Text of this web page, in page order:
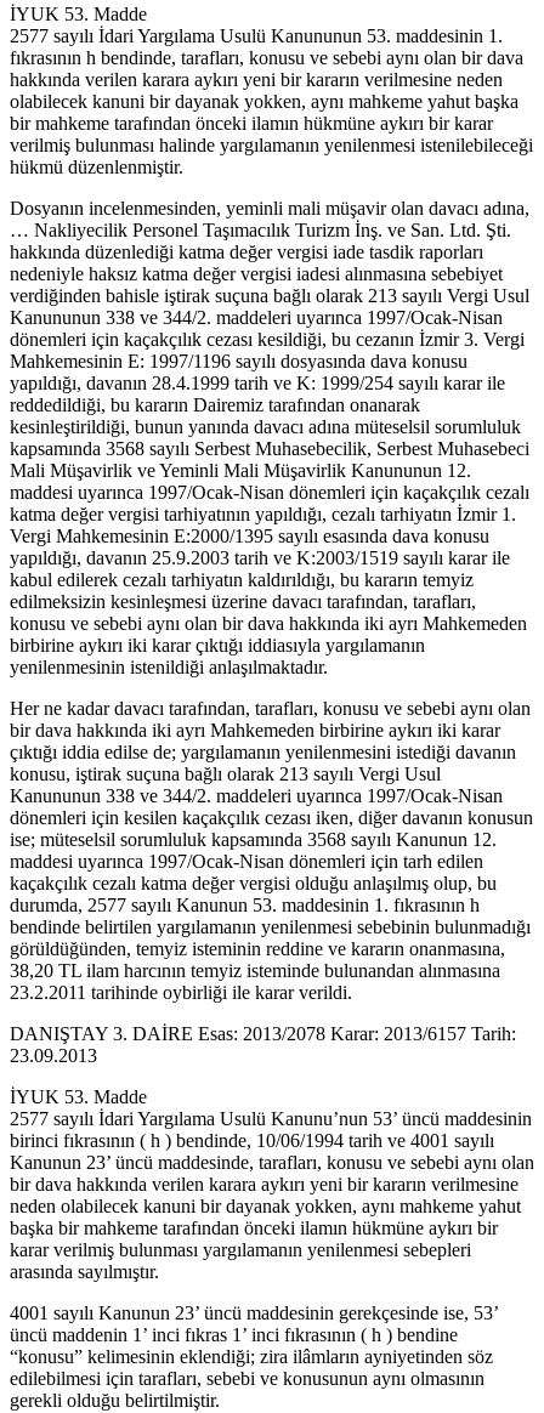
İYUK 53. Madde
2577 sayılı İdari Yargılama Usulü Kanununun 53. maddesinin 1.
fıkrasının h bendinde, tarafları, konusu ve sebebi aynı olan bir dava
hakkında verilen karara aykırı yeni bir kararın verilmesine neden
olabilecek kanuni bir dayanak yokken, aynı mahkeme yahut başka
bir mahkeme tarafından önceki ilamın hükmüne aykırı bir karar
verilmiş bulunması halinde yargılamanın yenilenmesi istenilebileceği
hükmü düzenlenmiştir.
Dosyanın incelenmesinden, yeminli mali müşavir olan davacı adına,
… Nakliyecilik Personel Taşımacılık Turizm İnş. ve San. Ltd. Şti.
hakkında düzenlediği katma değer vergisi iade tasdik raporları
nedeniyle haksız katma değer vergisi iadesi alınmasına sebebiyet
verdiğinden bahisle iştirak suçuna bağlı olarak 213 sayılı Vergi Usul
Kanununun 338 ve 344/2. maddeleri uyarınca 1997/Ocak-Nisan
dönemleri için kaçakçılık cezası kesildiği, bu cezanın İzmir 3. Vergi
Mahkemesinin E: 1997/1196 sayılı dosyasında dava konusu
yapıldığı, davanın 28.4.1999 tarih ve K: 1999/254 sayılı karar ile
reddedildiği, bu kararın Dairemiz tarafından onanarak
kesinleştirildiği, bunun yanında davacı adına müteselsil sorumluluk
kapsamında 3568 sayılı Serbest Muhasebecilik, Serbest Muhasebeci
Mali Müşavirlik ve Yeminli Mali Müşavirlik Kanununun 12.
maddesi uyarınca 1997/Ocak-Nisan dönemleri için kaçakçılık cezalı
katma değer vergisi tarhiyatının yapıldığı, cezalı tarhiyatın İzmir 1.
Vergi Mahkemesinin E:2000/1395 sayılı esasında dava konusu
yapıldığı, davanın 25.9.2003 tarih ve K:2003/1519 sayılı karar ile
kabul edilerek cezalı tarhiyatın kaldırıldığı, bu kararın temyiz
edilmeksizin kesinleşmesi üzerine davacı tarafından, tarafları,
konusu ve sebebi aynı olan bir dava hakkında iki ayrı Mahkemeden
birbirine aykırı iki karar çıktığı iddiasıyla yargılamanın
yenilenmesinin istenildiği anlaşılmaktadır.
Her ne kadar davacı tarafından, tarafları, konusu ve sebebi aynı olan
bir dava hakkında iki ayrı Mahkemeden birbirine aykırı iki karar
çıktığı iddia edilse de; yargılamanın yenilenmesini istediği davanın
konusu, iştirak suçuna bağlı olarak 213 sayılı Vergi Usul
Kanununun 338 ve 344/2. maddeleri uyarınca 1997/Ocak-Nisan
dönemleri için kesilen kaçakçılık cezası iken, diğer davanın konusun
ise; müteselsil sorumluluk kapsamında 3568 sayılı Kanunun 12.
maddesi uyarınca 1997/Ocak-Nisan dönemleri için tarh edilen
kaçakçılık cezalı katma değer vergisi olduğu anlaşılmış olup, bu
durumda, 2577 sayılı Kanunun 53. maddesinin 1. fıkrasının h
bendinde belirtilen yargılamanın yenilenmesi sebebinin bulunmadığı
görüldüğünden, temyiz isteminin reddine ve kararın onanmasına,
38,20 TL ilam harcının temyiz isteminde bulunandan alınmasına
23.2.2011 tarihinde oybirliği ile karar verildi.
DANIŞTAY 3. DAİRE Esas: 2013/2078 Karar: 2013/6157 Tarih:
23.09.2013
İYUK 53. Madde
2577 sayılı İdari Yargılama Usulü Kanunu’nun 53’ üncü maddesinin
birinci fıkrasının ( h ) bendinde, 10/06/1994 tarih ve 4001 sayılı
Kanunun 23’ üncü maddesinde, tarafları, konusu ve sebebi aynı olan
bir dava hakkında verilen karara aykırı yeni bir kararın verilmesine
neden olabilecek kanuni bir dayanak yokken, aynı mahkeme yahut
başka bir mahkeme tarafından önceki ilamın hükmüne aykırı bir
karar verilmiş bulunması yargılamanın yenilenmesi sebepleri
arasında sayılmıştır.
4001 sayılı Kanunun 23’ üncü maddesinin gerekçesinde ise, 53’
üncü maddenin 1’ inci fıkras 1’ inci fıkrasının ( h ) bendine
“konusu” kelimesinin eklendiği; zira ilâmların ayniyetinden söz
edilebilmesi için tarafları, sebebi ve konusunun aynı olmasının
gerekli olduğu belirtilmiştir.